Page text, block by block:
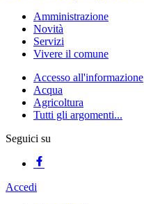
Amministrazione
Novità
Servizi
Vivere il comune
Accesso all'informazione
Acqua
Agricoltura
Tutti gli argomenti...
Seguici su
Accedi